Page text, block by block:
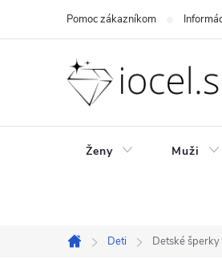
Pomoc zákazníkom
Ženy Muži
Domov
Deti Detské